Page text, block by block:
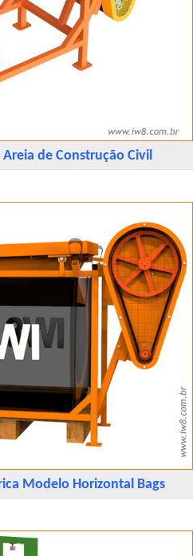
de Construção Civil
Modelo Horizontal Bags